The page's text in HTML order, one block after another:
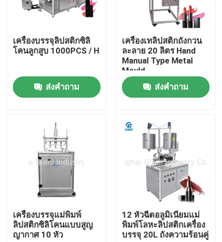
เกี่ยวกับเรา
ทัวร์โรงงาน
ติดต่อเรา
บล็อก
เครื่องบรรจุลิปสติกซิลิ
โคนลูกสูบ 1000PCS / H
ส่งคำถาม
เครื่องเทลิปสติกถังกวน
ละลาย 20 ลิตร Hand
Manual Type Metal
Mould
ส่งคำถาม
เครื่องบรรจุแม่พิมพ์
ลิปสติกซิลิโคนแบบสูญ
ญากาศ 10 หัว
12 หัวฉีดอลูมิเนียมแม่
พิมพ์โลหะลิปสติกเครื่อง
บรรจุ 20L ถังความร้อนคู่